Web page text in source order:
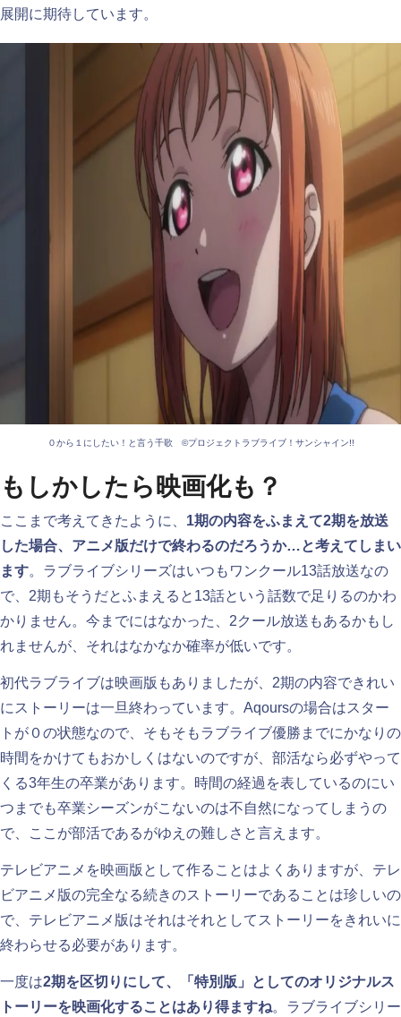
展開に期待しています。
０から１にしたい！と言う千歌 ©プロジェクトラブライブ！サンシャイン!!
もしかしたら映画化も？
ここまで考えてきたように、 1期の内容をふまえて2期を放送
した場合、アニメ版だけで終わるのだろうか…と考えてしまい
ます。ラブライブシリーズはいつもワンクール13話放送なの
で、2期もそうだとふまえると13話という話数で足りるのかわ
かりません。今までにはなかった、2クール放送もあるかもし
れませんが、それはなかなか確率が低いです。
初代ラブライブは映画版もありましたが、2期の内容できれい
にストーリーは一旦終わっています。Aqoursの場合はスター
トが０の状態なので、そもそもラブライブ優勝までにかなりの
時間をかけてもおかしくはないのですが、部活なら必ずやって
くる3年生の卒業があります。時間の経過を表しているのにい
つまでも卒業シーズンがこないのは不自然になってしまうの
で、ここが部活であるがゆえの難しさと言えます。
テレビアニメを映画版として作ることはよくありますが、テレ
ビアニメ版の完全なる続きのストーリーであることは珍しいの
で、テレビアニメ版はそれはそれとしてストーリーをきれいに
終わらせる必要があります。
一度は2期を区切りにして、「特別版」としてのオリジナルス
トーリーを映画化することはあり得ますね。ラブライブシリー